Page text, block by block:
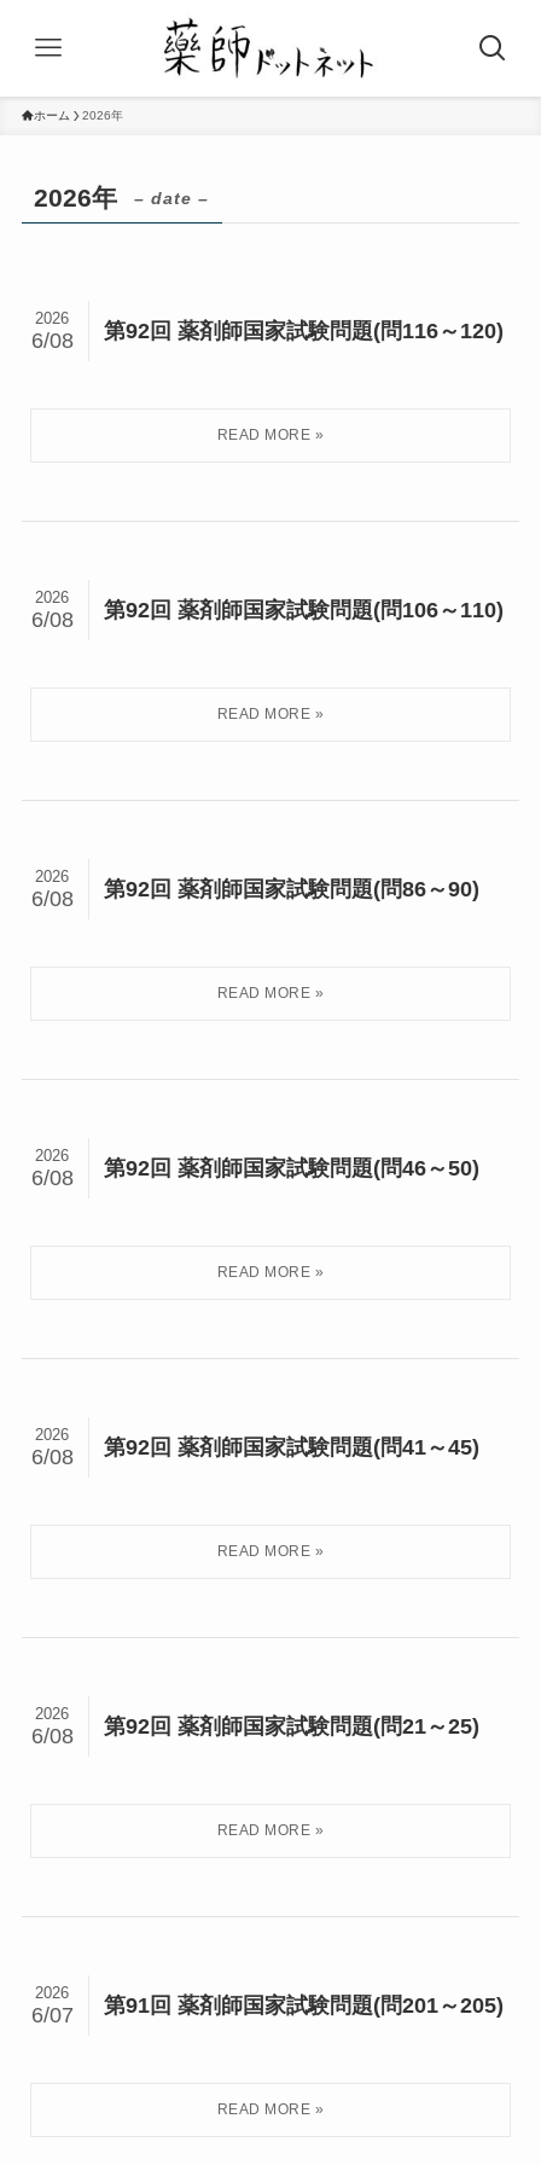
ホーム 2026年
2026年 – date –
第92回 薬剤師国家試験問題(問116～120)
2026
6/08
第92回 薬剤師国家試験問題(問106～110)
2026
6/08
第92回 薬剤師国家試験問題(問86～90)
2026
6/08
第92回 薬剤師国家試験問題(問46～50)
2026
6/08
第92回 薬剤師国家試験問題(問41～45)
2026
6/08
第92回 薬剤師国家試験問題(問21～25)
2026
6/08
第91回 薬剤師国家試験問題(問201～205)
2026
6/07